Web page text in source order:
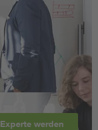
Experte werden